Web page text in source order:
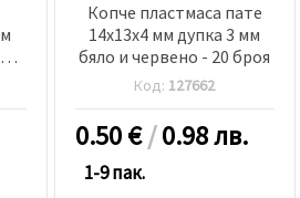
Копче пластмаса пате
14x13x4 мм дупка 3 мм
бяло и червено - 20 броя
Код: 127662
0.50€/0.98 лв.
1-9 пак.